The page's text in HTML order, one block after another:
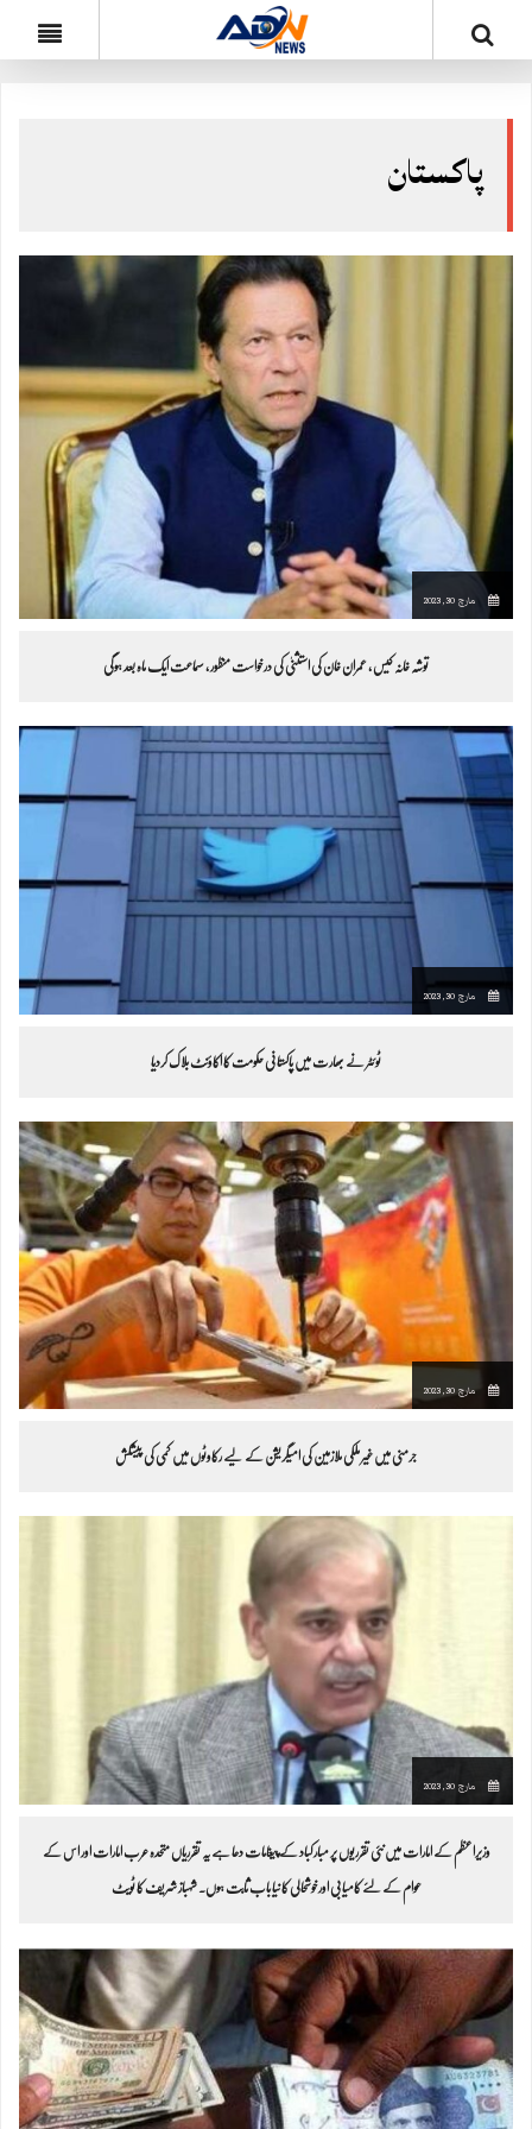
پاکستان
مارچ 30, 2023
توشہ خانہ کیس ، عمران خان کی استثنیٰ کی درخواست منظور ، سماعت ایک ماہ بعد ہوگی
مارچ 30, 2023
ٹوئٹر نے بھارت میں پاکستانی حکومت کا اکاؤنٹ بلاک کردیا
مارچ 30, 2023
جرمنی میں غیر ملکی ملازمین کی امیگریشن کے لیے رکاوٹوں میں کمی کی پیشکش
مارچ 30, 2023
وزیراعظم کے امارات میں نئی تقرریوں پر مبارکباد کے پیغامات دعا ہے یہ تقرریاں متحدہ عرب امارات اور اس کے
عوام کےلئے کامیابی اورخوشحالی کا نیا باب ثابت ہوں۔ شہباز شریف کا ٹویٹ